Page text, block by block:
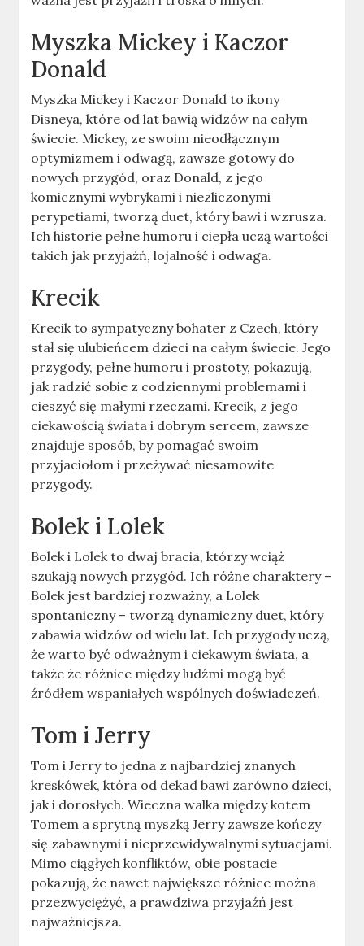
Myszka Mickey i Kaczor
Donald
Myszka Mickey i Kaczor Donald to ikony
Disneya, które od lat bawią widzów na całym
świecie. Mickey, ze swoim nieodłącznym
optymizmem i odwagą, zawsze gotowy do
nowych przygód, oraz Donald, z jego
komicznymi wybrykami i niezliczonymi
perypetiami, tworzą duet, który bawi i wzrusza.
Ich historie pełne humoru i ciepła uczą wartości
takich jak przyjaźń, lojalność i odwaga.
Krecik
Krecik to sympatyczny bohater z Czech, który
stał się ulubieńcem dzieci na całym świecie. Jego
przygody, pełne humoru i prostoty, pokazują,
jak radzić sobie z codziennymi problemami i
cieszyć się małymi rzeczami. Krecik, z jego
ciekawością świata i dobrym sercem, zawsze
znajduje sposób, by pomagać swoim
przyjaciołom i przeżywać niesamowite
przygody.
Bolek i Lolek
Bolek i Lolek to dwaj bracia, którzy wciąż
szukają nowych przygód. Ich różne charaktery –
Bolek jest bardziej rozważny, a Lolek
spontaniczny – tworzą dynamiczny duet, który
zabawia widzów od wielu lat. Ich przygody uczą,
że warto być odważnym i ciekawym świata, a
także że różnice między ludźmi mogą być
źródłem wspaniałych wspólnych doświadczeń.
Tom i Jerry
Tom i Jerry to jedna z najbardziej znanych
kreskówek, która od dekad bawi zarówno dzieci,
jak i dorosłych. Wieczna walka między kotem
Tomem a sprytną myszką Jerry zawsze kończy
się zabawnymi i nieprzewidywalnymi sytuacjami.
Mimo ciągłych konfliktów, obie postacie
pokazują, że nawet największe różnice można
przezwyciężyć, a prawdziwa przyjaźń jest
najważniejsza.